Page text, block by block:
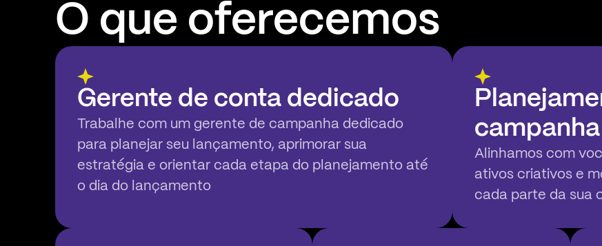
O que oferecemos
Gerente de conta dedicado
Trabalhe com um gerente de campanha dedicado
para planejar seu lançamento, aprimorar sua
estratégia e orientar cada etapa do planejamento até
o dia do lançamento
campanha
Alinhamos com
ativos criativos e
cada parte da sua